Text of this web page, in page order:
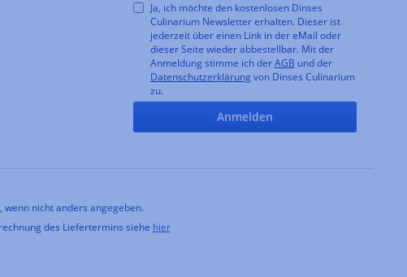
Ja, ich möchte den kostenlosen Dinses
Culinarium Newsletter erhalten. Dieser ist
jederzeit über einen Link in der eMail oder
dieser Seite wieder abbestellbar. Mit der
Anmeldung stimme ich derAGB und der
Datenschutzerklärung von Dinses Culinarium
zu.
Anmelden
nicht anders angegeben.
des Liefertermins siehe hier